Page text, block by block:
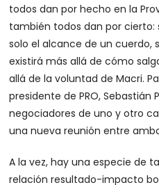
todos dan por hecho en la
también todos dan por cierto:
solo el alcance de un cuerdo,
existirá más allá de cómo
allá de la voluntad de Macri.
presidente de PRO, Sebastián
negociadores de uno y otro
una nueva reunión entre
A la vez, hay una especie de
relación resultado-impacto